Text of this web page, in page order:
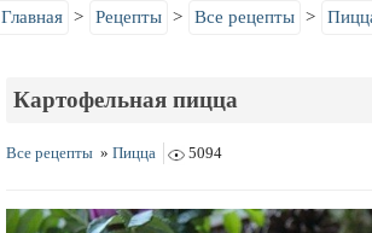
Главная Рецепты Все рецепты
Картофельная пицца
Все рецепты » Пицца 5094